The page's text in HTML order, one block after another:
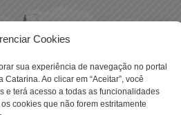
Cookies
sua experiência de navegação no portal
Ao clicar em “Aceitar”, você
e terá acesso a todas as funcionalidades
cookies que não forem estritamente